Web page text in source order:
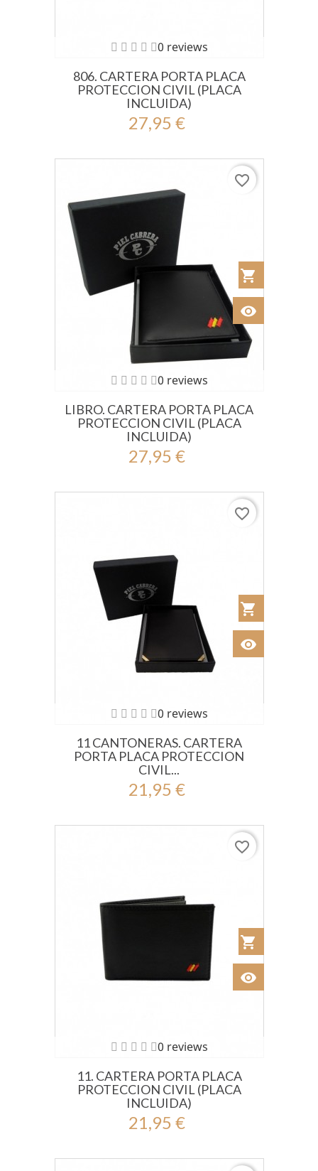
0 reviews
806. CARTERA PORTA PLACA
PROTECCION CIVIL (PLACA
INCLUIDA)
27,95 €
0 reviews
LIBRO. CARTERA PORTA PLACA
PROTECCION CIVIL (PLACA
INCLUIDA)
27,95 €
shopping_cart
visibility
favorite_border
0 reviews
11 CANTONERAS. CARTERA
PORTA PLACA PROTECCION
CIVIL...
21,95 €
shopping_cart
visibility
favorite_border
0 reviews
11. CARTERA PORTA PLACA
PROTECCION CIVIL (PLACA
INCLUIDA)
21,95 €
shopping_cart
visibility
favorite_border